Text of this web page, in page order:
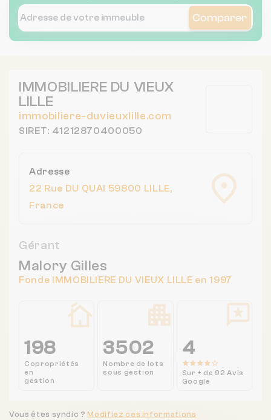
Comparer
IMMOBILIERE DU VIEUX
LILLE
immobiliere-duvieuxlille.com
SIRET: 41212870400050
Adresse
22 Rue DU QUAI 59800 LILLE,
France
Gérant
Malory Gilles
Fonde IMMOBILIERE DU VIEUX LILLE en 1997
198
Copropriétés
en
gestion
3502
Nombre de lots
sous gestion
4
Sur + de 92 Avis
Google
Vous êtes syndic ? Modifiez ces informations